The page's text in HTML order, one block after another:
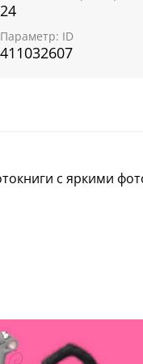
24
Параметр: ID
411032607
с яркими